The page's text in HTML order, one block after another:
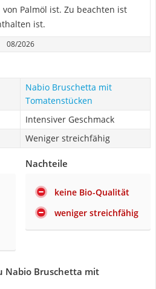
Palmöl ist. Zu beachten ist
ist.
08/2026
Nabio Bruschetta mit
Tomatenstücken
Intensiver Geschmack
Weniger streichfähig
Nachteile
keine Bio-Qualität
weniger streichfähig
Nabio Bruschetta mit